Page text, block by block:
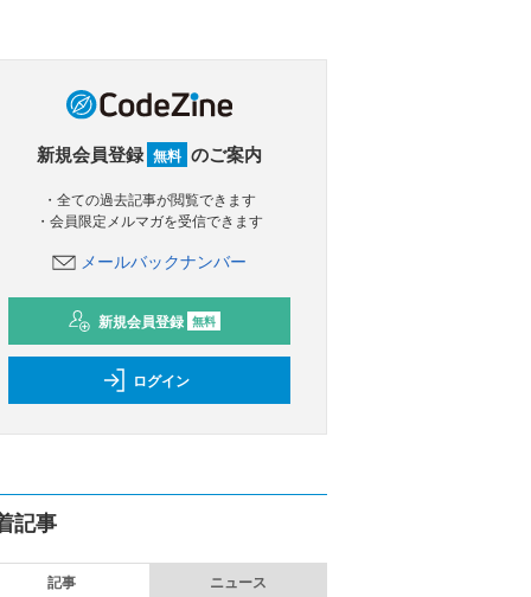
新規会員登録 無料 のご案内
・全ての過去記事が閲覧できます
・会員限定メルマガを受信できます
メールバックナンバー
新規会員登録 無料
ログイン
記事
記事 ニュース